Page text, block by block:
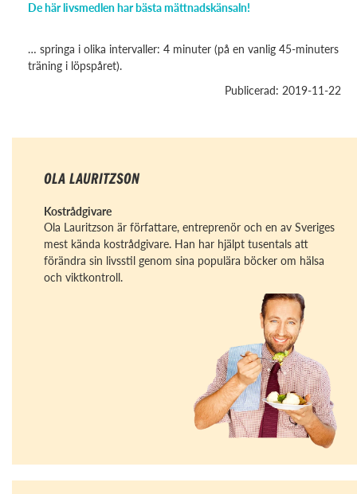
De här livsmedlen har bästa mättnadskänsaln!
… springa i olika intervaller: 4 minuter (på en vanlig 45-minuters
träning i löpspåret).
Publicerad: 2019-11-22
OLA LAURITZSON
Kostrådgivare
Ola Lauritzson är författare, entreprenör och en av Sveriges
mest kända kostrådgivare. Han har hjälpt tusentals att
förändra sin livsstil genom sina populära böcker om hälsa
och viktkontroll.